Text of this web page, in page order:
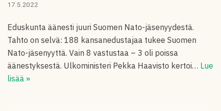
17.5.2022
Eduskunta äänesti juuri Suomen Nato-jäsenyydestä.
Tahto on selvä: 188 kansanedustajaa tukee Suomen
Nato-jäsenyyttä. Vain 8 vastustaa – 3 oli poissa
äänestyksestä. Ulkoministeri Pekka Haavisto kertoi… Lue
lisää »